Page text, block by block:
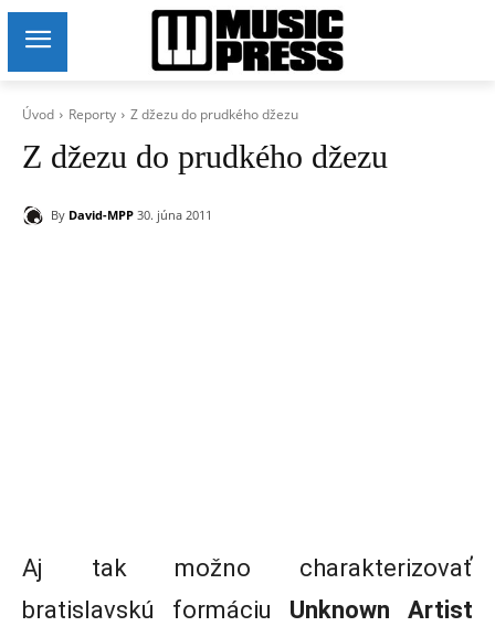
Úvod Reporty Z džezu do prudkého džezu
Z džezu do prudkého džezu
By David-MPP 30. júna 2011
Aj tak možno charakterizovať
bratislavskú formáciu Unknown Artist